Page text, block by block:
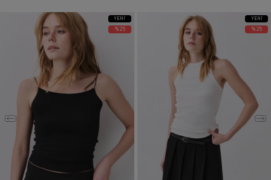
YENI
ÜRÜN
%25
YENI
ÜRÜN
%25